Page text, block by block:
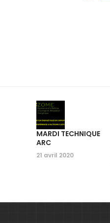
MARDI TECHNIQUE
ARC
21 avril 2020